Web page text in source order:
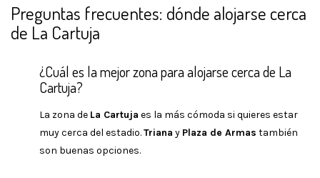
Preguntas frecuentes: dónde alojarse cerca
de La Cartuja
¿Cuál es la mejor zona para alojarse cerca de La
Cartuja?
La zona de La Cartuja es la más cómoda si quieres estar
muy cerca del estadio.Triana y Plaza de Armas también
son buenas opciones.